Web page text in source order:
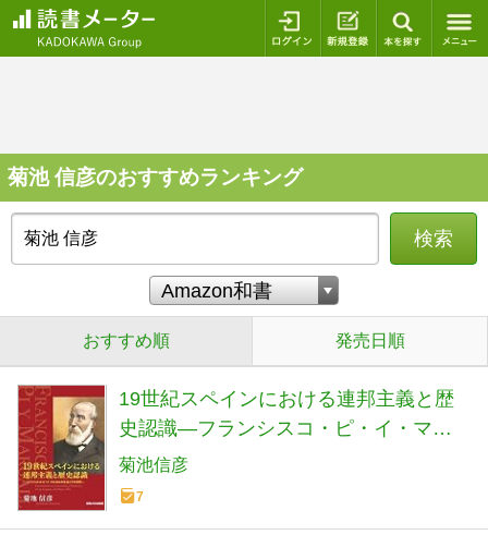
ログイン 新規登録
菊池 信彦のおすすめランキング
検索
おすすめ順 発売日順
19世紀スペインにおける連邦主義と歴
史認識―フランシスコ・ピ・イ・マル
ガルの生涯とその思想―
菊池信彦
7